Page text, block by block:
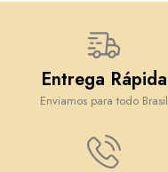
Entrega Rápida
Enviamos para todo Brasil